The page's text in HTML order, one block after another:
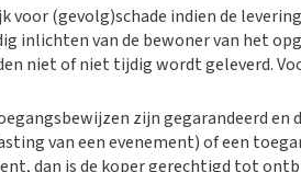
voor (gevolg)schade indien de
inlichten van de bewoner van het
niet of niet tijdig wordt geleverd.
zijn gegarandeerd
van een evenement) of een
dan is de koper gerechtigd tot